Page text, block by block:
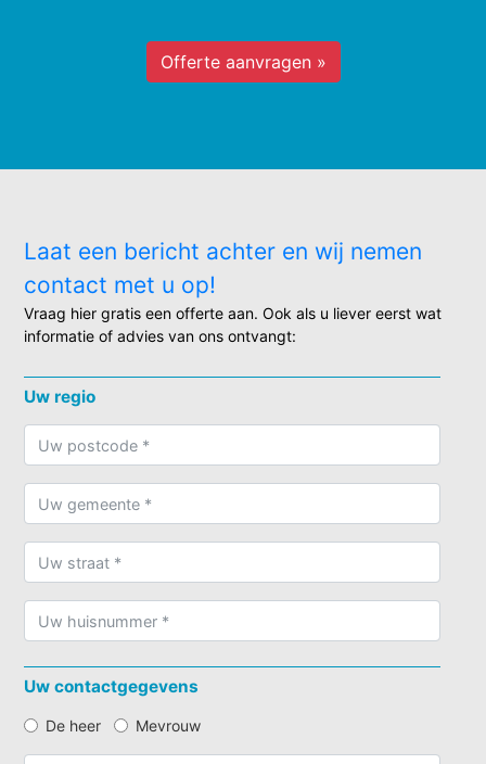
Offerte aanvragen »
Laat een bericht achter en wij nemen
contact met u op!
Vraag hier gratis een offerte aan. Ook als u liever eerst wat
informatie of advies van ons ontvangt:
Uw regio
Uw contactgegevens
De heer Mevrouw